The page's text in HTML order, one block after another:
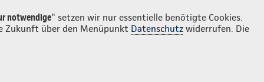
notwendige" setzen wir nur essentielle benötigte Cookies.
Zukunft über den Menüpunkt Datenschutz widerrufen. Die
Login Kontakt 0231 877728